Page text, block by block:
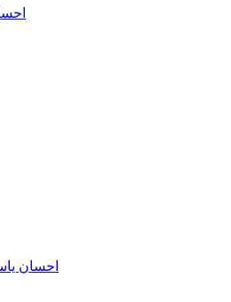
احسان